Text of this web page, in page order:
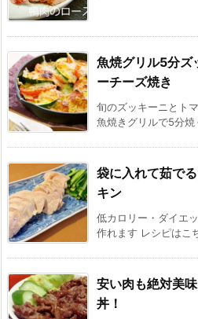
魚焼グリル5分ズ
ーチーズ焼き
旬のズッキーニとト
魚焼きグリルで5分
袋に入れて茹で
キン
低カロリー・ダイエ
作れます レシピはこ
安い肉も絶対美
丼！